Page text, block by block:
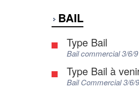
BAIL
Type Bail
Bail commercial 3/6/9
Type Bail à
Bail Commercial 3/6/9